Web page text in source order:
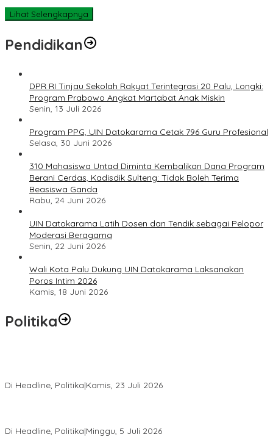
Lihat Selengkapnya
Pendidikan
DPR RI Tinjau Sekolah Rakyat Terintegrasi 20 Palu, Longki:
Program Prabowo Angkat Martabat Anak Miskin
Senin, 13 Juli 2026
Program PPG, UIN Datokarama Cetak 796 Guru Profesional
Selasa, 30 Juni 2026
310 Mahasiswa Untad Diminta Kembalikan Dana Program
Berani Cerdas, Kadisdik Sulteng: Tidak Boleh Terima
Beasiswa Ganda
Rabu, 24 Juni 2026
UIN Datokarama Latih Dosen dan Tendik sebagai Pelopor
Moderasi Beragama
Senin, 22 Juni 2026
Wali Kota Palu Dukung UIN Datokarama Laksanakan
Poros Intim 2026
Kamis, 18 Juni 2026
Politika
Di Headline, Politika|Kamis, 23 Juli 2026
Di Headline, Politika|Minggu, 5 Juli 2026